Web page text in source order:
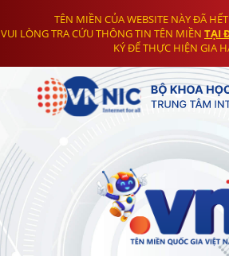
TÊN MIỀN CỦA WEBSITE NÀY ĐÃ
VUI LÒNG TRA CỨU THÔNG TIN TÊN MIỀN TẠI
KÝ ĐỂ THỰC HIỆN GIA